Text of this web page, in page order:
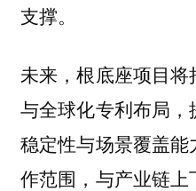
支撑。
未来，根底座项目
与全球化专利布局
稳定性与场景覆盖
作范围，与产业链